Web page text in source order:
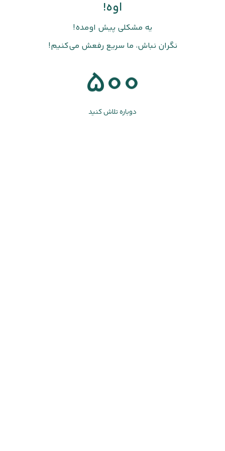
اوه!
یه مشکلی پیش اومده!
نگران نباش، ما سریع رفعش می‌کنیم!
500
دوباره تلاش کنید